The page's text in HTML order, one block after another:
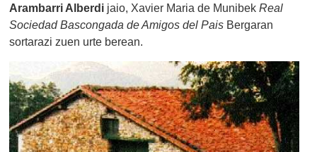
Arambarri Alberdi jaio, Xavier Maria de MunibekReal
Sociedad Bascongada de Amigos del Pais Bergaran
sortarazi zuen urte berean.